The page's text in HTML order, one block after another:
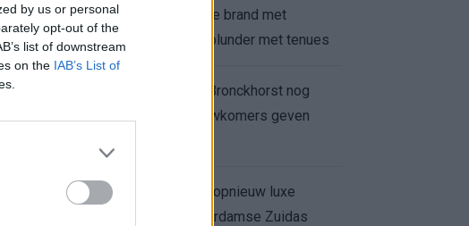
by us or personal
opt-out of the
list of downstream
on the IAB’s List of
17.
Ajax helpt Burnley uit de brand met
afgeknipte sokken na blunder met tenues
Feyenoord onder Van Bronckhorst nog
altijd ongeslagen: nieuwkomers geven
Hakim Ziyech verhuurt opnieuw luxe
appartement op Amsterdamse Zuidas